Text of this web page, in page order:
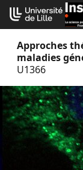
Aller
au
contenu
Approches
maladies
U1366
Cookies